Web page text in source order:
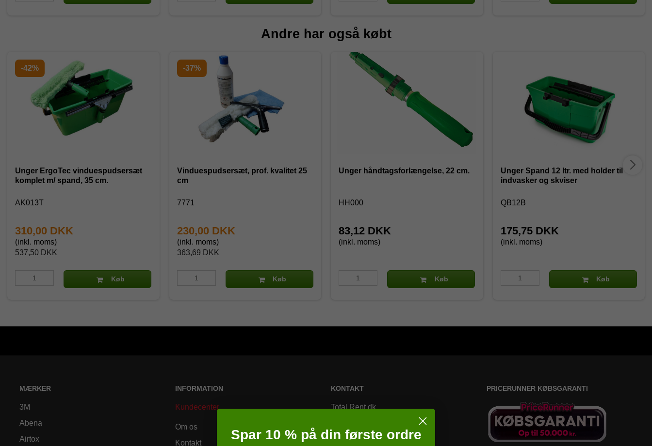
Andre har også købt
-42%
Unger ErgoTec vinduespudsersæt
komplet m/ spand, 35 cm.
AK013T
537,50 DKK
310,00 DKK
(inkl. moms)
Køb
-37%
Vinduespudsersæt, prof. kvalitet 25
cm
7771
363,69 DKK
230,00 DKK
(inkl. moms)
Køb
Unger håndtagsforlængelse, 22 cm.
HH000
83,12 DKK
(inkl. moms)
Køb
Unger Spand 12 ltr. med holder til
indvasker og skviser
QB12B
175,75 DKK
(inkl. moms)
Køb
MÆRKER
3M
Abena
Airtox
INFORMATION
Kundecenter
Om os
Kontakt
KONTAKT
Total Rent.dk
8230 Åbyhøj
PRICERUNNER KØBSGARANTI
Spar 10 % på din første ordre